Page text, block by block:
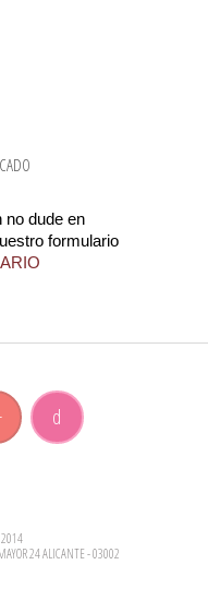
no dude en
formulario
d
2014
24 ALICANTE - 03002